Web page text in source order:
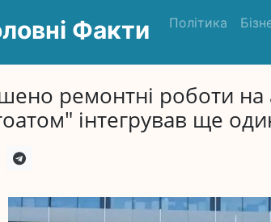
Факти Політика
ремонтні роботи на
інтегрував ще